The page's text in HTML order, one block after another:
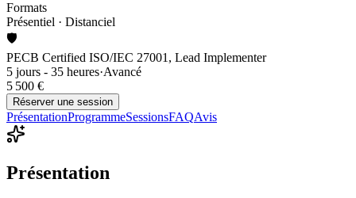
Formats
Présentiel · Distanciel
🛡️
PECB Certified ISO/IEC 27001, Lead Implementer
5 jours - 35 heures·Avancé
5 500 €
Réserver une session
PrésentationProgrammeSessionsFAQAvis
Présentation